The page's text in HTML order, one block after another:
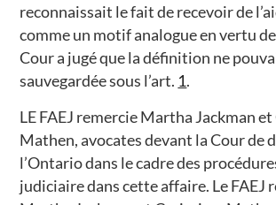
reconnaissait le fait de recevoir de
comme un motif analogue en vertu
Cour a jugé que la définition ne
sauvegardée sous l’art. 1.
LE FAEJ remercie Martha Jackman
Mathen, avocates devant la Cour de
l’Ontario dans le cadre des
judiciaire dans cette affaire. Le FAEJ